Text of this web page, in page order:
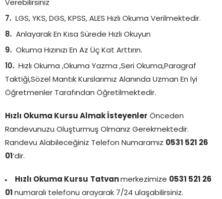
Verebilirsiniz
LGS, YKS, DGS, KPSS, ALES Hızlı Okuma Verilmektedir.
Anlayarak En Kısa Sürede Hızlı Okuyun
Okuma Hızınızı En Az Üç Kat Arttırın.
Hızlı Okuma ,Okuma Yazma ,Seri Okuma,Paragraf
Taktiği,Sözel Mantık Kurslarımız Alanında Uzman En İyi
Öğretmenler Tarafından Öğretilmektedir.
Hızlı Okuma Kursu Almak İsteyenler Önceden
Randevunuzu Oluşturmuş Olmanız Gerekmektedir.
Randevu Alabileceğiniz Telefon Numaramız 0531 521 26
01 ‘dir.
Hızlı Okuma Kursu Tatvan merkezimize 0531 521 26
01 numaralı telefonu arayarak 7/24 ulaşabilirsiniz.